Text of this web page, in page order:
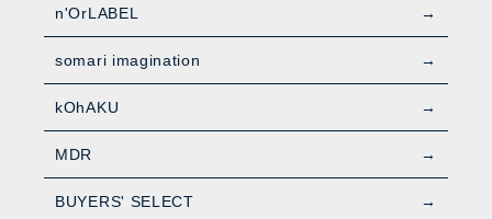
n'OrLABEL
somari imagination
kOhAKU
MDR
BUYERS' SELECT